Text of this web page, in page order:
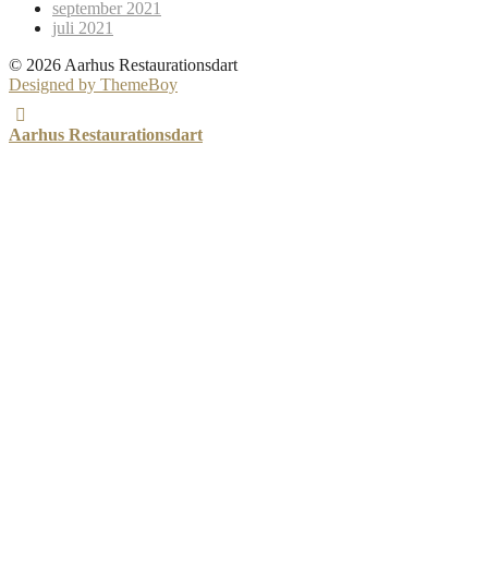
september 2021
juli 2021
© 2026 Aarhus Restaurationsdart
Designed by ThemeBoy
Aarhus Restaurationsdart